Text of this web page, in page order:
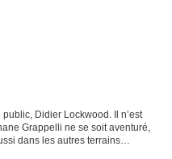
Didier Lockwood. Il n’est
Grappelli ne se soit aventuré,
dans les autres terrains